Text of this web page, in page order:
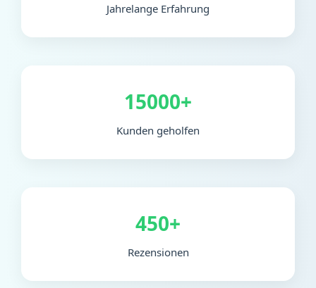
Jahrelange Erfahrung
15000+
Kunden geholfen
450+
Rezensionen